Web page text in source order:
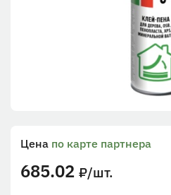
Цена по карте партнера
685.02 ₽/шт.